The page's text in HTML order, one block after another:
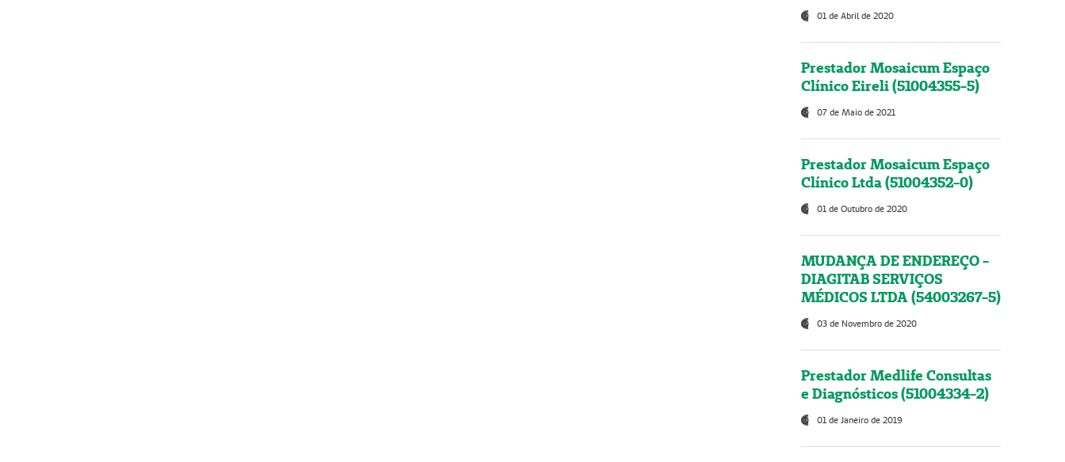
01 de Abril de 2020
Prestador Mosaicum Espaço
Clínico Eireli (51004355-5)
07 de Maio de 2021
Prestador Mosaicum Espaço
Clínico Ltda (51004352-0)
01 de Outubro de 2020
MUDANÇA DE ENDEREÇO -
DIAGITAB SERVIÇOS
MÉDICOS LTDA (54003267-5)
03 de Novembro de 2020
Prestador Medlife Consultas
e Diagnósticos (51004334-2)
01 de Janeiro de 2019